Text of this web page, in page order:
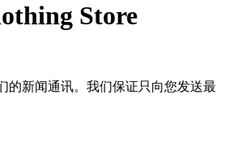
Store
的新闻通讯。我们保证只向您发送最